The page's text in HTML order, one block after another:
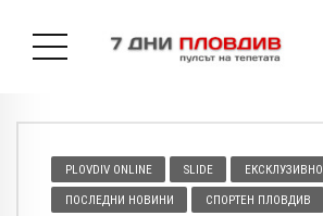
PLOVDIV ONLINE SLIDE ЕКСКЛУЗИВНО
ПОСЛЕДНИ НОВИНИ СПОРТЕН ПЛОВДИВ